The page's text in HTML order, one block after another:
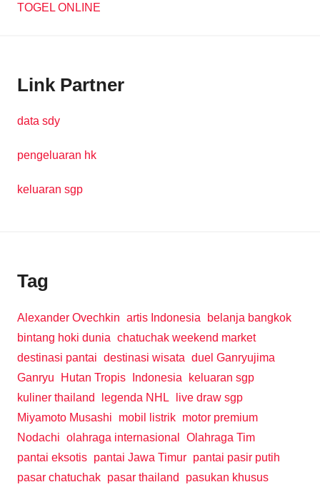
TOGEL ONLINE
Link Partner
data sdy
pengeluaran hk
keluaran sgp
Tag
Alexander Ovechkin artis Indonesia
belanja bangkok
bintang hoki dunia chatuchak weekend market
destinasi pantai destinasi wisata duel Ganryujima
Ganryu
Hutan Tropis Indonesia
keluaran sgp
kuliner thailand
legenda NHL
live draw sgp
Miyamoto Musashi
mobil listrik motor premium
Nodachi olahraga internasional
Olahraga Tim
pantai eksotis pantai Jawa Timur pantai pasir putih
pasar chatuchak pasar thailand pasukan khusus